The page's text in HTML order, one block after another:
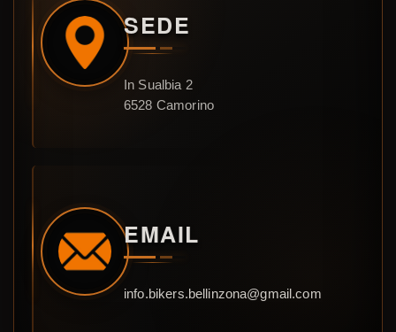
SEDE
In Sualbia 2
6528 Camorino
EMAIL
info.bikers.bellinzona@gmail.com